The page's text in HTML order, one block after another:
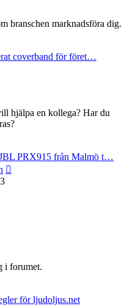
inlägget
branschen marknadsföra dig.
coverband för föret…
hjälpa en kollega? Har du
PRX915 från Malmö t…
i forumet.
för ljudoljus.net